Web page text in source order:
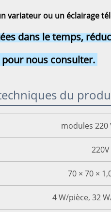
variateur ou un éclairage
dans le temps,
nous consulter.
du
modules 220
220V
70 × 70 ×
4 W/pièce, 32